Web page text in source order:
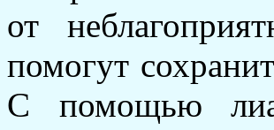
от
помогут
С помощью